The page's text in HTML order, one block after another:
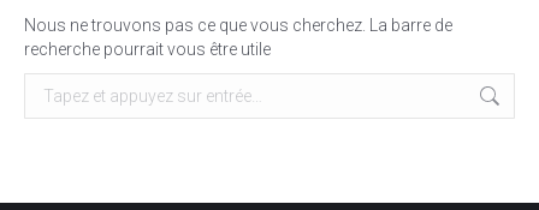
Nous ne trouvons pas ce que vous cherchez. La barre de
recherche pourrait vous être utile
Recherche